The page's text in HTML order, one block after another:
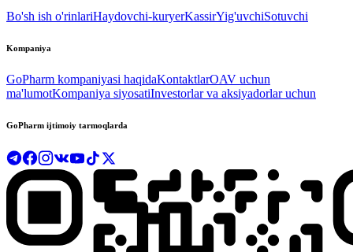
Bo'sh ish o'rinlariHaydovchi-kuryerKassirYig'uvchiSotuvchi
Kompaniya
GoPharm kompaniyasi haqidaKontaktlarOAV uchun
ma'lumotKompaniya siyosatiInvestorlar va aksiyadorlar uchun
GoPharm ijtimoiy tarmoqlarda